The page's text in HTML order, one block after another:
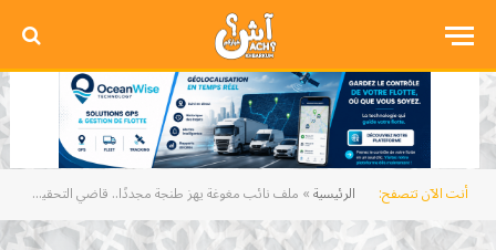
أنت الآن تتصفح: الرئيسية» ملف نائب مغوغة يهز طنجة مجددًا.. قاضي التحقيق يفتح جبهة جديدة من الأسماء والاتهامات